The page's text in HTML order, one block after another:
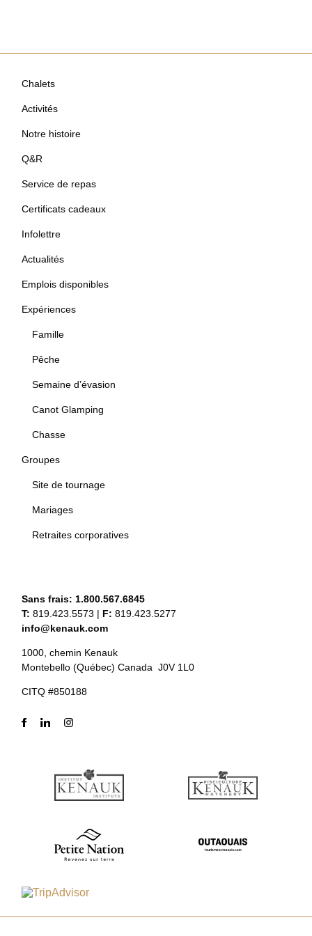
Chalets
Activités
Notre histoire
Q&R
Service de repas
Certificats cadeaux
Infolettre
Actualités
Emplois disponibles
Expériences
Famille
Pêche
Semaine d’évasion
Canot Glamping
Chasse
Groupes
Site de tournage
Mariages
Retraites corporatives
Sans frais: 1.800.567.6845
T: 819.423.5573 | F: 819.423.5277
info@kenauk.com
1000, chemin Kenauk
Montebello (Québec) Canada J0V 1L0
CITQ #850188